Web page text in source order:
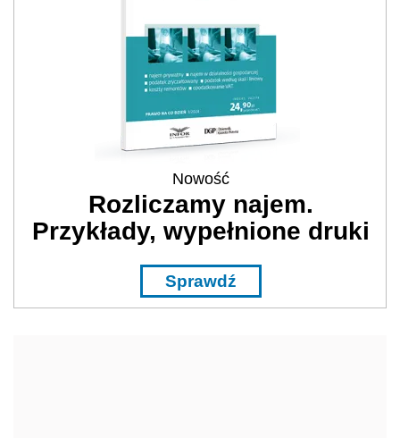
Nowość
Rozliczamy najem.
Przykłady, wypełnione druki
Sprawdź